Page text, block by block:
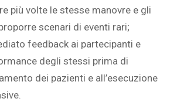
più volte le stesse manovre e gli
scenari di eventi rari;
feedback ai partecipanti e
degli stessi prima di
dei pazienti e all’esecuzione